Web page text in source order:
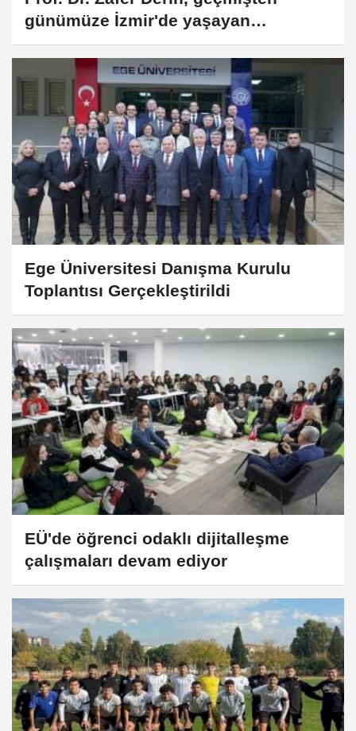
günümüze İzmir'de yaşayan
toplumların yaşam şekillerine ışık
Ege Üniversitesi Danışma Kurulu
Toplantısı Gerçekleştirildi
EÜ'de öğrenci odaklı dijitalleşme
çalışmaları devam ediyor